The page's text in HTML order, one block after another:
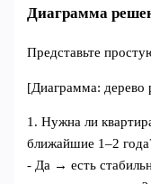
Диаграмма
Представьте
[Диаграмма: дерево
1. Нужна ли
ближайшие 1–2
- Да → есть